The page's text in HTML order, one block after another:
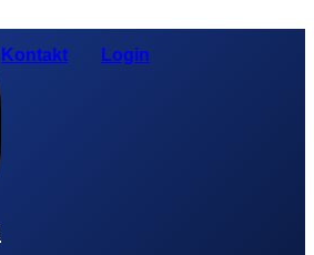
Kontakt Login